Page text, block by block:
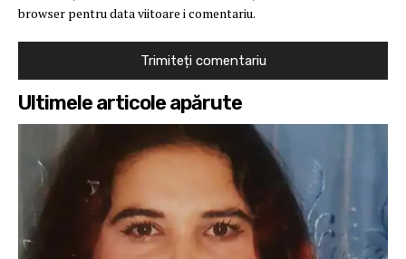
browser pentru data viitoare i comentariu.
Ultimele articole apărute